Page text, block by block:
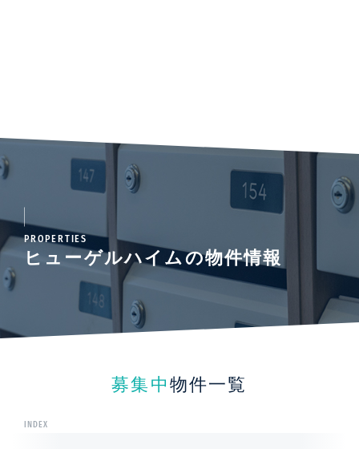
PROPERTIES
ヒューゲルハイムの物件情報
募集中 物件一覧
INDEX